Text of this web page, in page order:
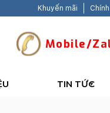
Khuyến mãi
Mobile/
TIN TỨC